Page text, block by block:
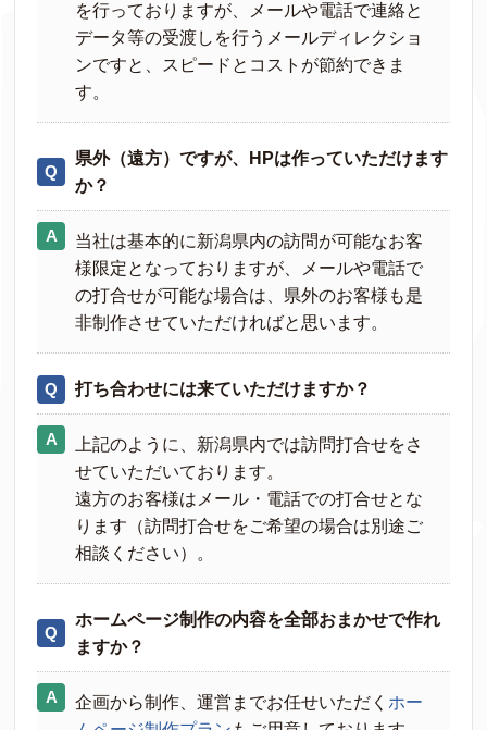
を行っておりますが、メールや電話で連絡と
データ等の受渡しを行うメールディレクショ
ンですと、スピードとコストが節約できま
す。
県外（遠方）ですが、HPは作っていただけます
か？
当社は基本的に新潟県内の訪問が可能なお客
様限定となっておりますが、メールや電話で
の打合せが可能な場合は、県外のお客様も是
非制作させていただければと思います。
打ち合わせには来ていただけますか？
上記のように、新潟県内では訪問打合せをさ
せていただいております。
遠方のお客様はメール・電話での打合せとな
ります（訪問打合せをご希望の場合は別途ご
相談ください）。
ホームページ制作の内容を全部おまかせで作れ
ますか？
企画から制作、運営までお任せいただく ホー